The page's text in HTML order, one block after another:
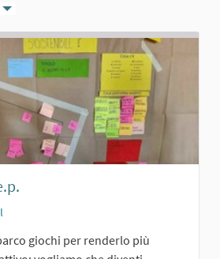
giochi per renderlo più